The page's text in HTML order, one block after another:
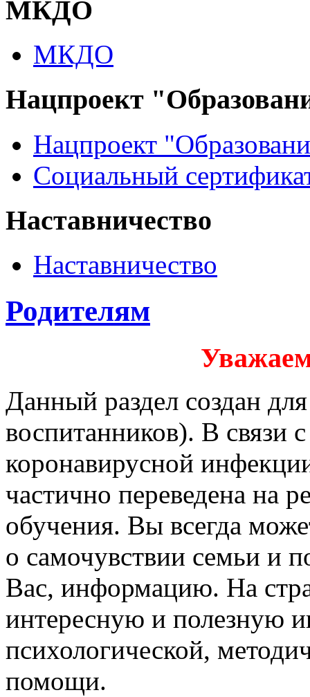
МКДО
МКДО
Нацпроект
Нацпроект
Социальный
Наставничество
Наставничество
Родителям
Данный раздел создан
воспитанников). В связи
коронавирусной
частично переведена на
обучения. Вы всегда
о самочувствии семьи и
Вас, информацию. На
интересную и полезную
психологической,
помощи.